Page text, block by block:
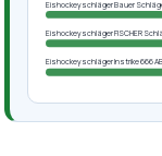
Eishockeyschläger Bauer
Eishockeyschläger FISCHER
Eishockeyschläger Instrike 666